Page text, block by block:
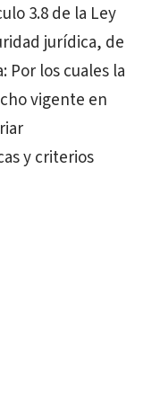
3.8 de la Ley
jurídica, de
Por los cuales la
vigente en
y criterios